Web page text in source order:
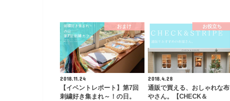
おまけ
2018.11.24
【イベントレポート】第7回
刺繍好き集まれ～！の日。
お役立ち
2018.4.28
通販で買える、おしゃれな布
やさん。【CHECK＆